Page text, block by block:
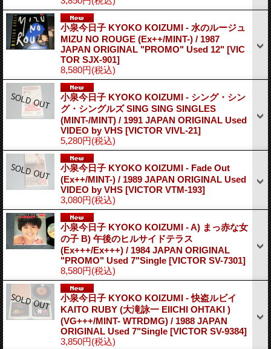
小泉今日子 KYOKO KOIZUMI - 水のルージュ
MIZU NO ROUGE (Ex++/MINT-) / 1987
JAPAN ORIGINAL "PROMO" Used 12" [VIC
TOR SJX-901]
8,580円(税込)
小泉今日子 KYOKO KOIZUMI - シング・シン
グ・シングルズ SING SING SINGLES
(MINT-/MINT) / 1991 JAPAN ORIGINAL Used
VIDEO by VHS [VICTOR VIVL-21]
5,280円(税込)
小泉今日子 KYOKO KOIZUMI - Fade Out
(Ex++/MINT-) / 1989 JAPAN ORIGINAL Used
VIDEO by VHS [VICTOR VTM-193]
3,080円(税込)
小泉今日子 KYOKO KOIZUMI - A) まっ赤な女
の子 B) 午後のヒルサイドテラス
(Ex+++/Ex+++) / 1984 JAPAN ORIGINAL
"PROMO" Used 7"Single [VICTOR SV-7301]
8,580円(税込)
小泉今日子 KYOKO KOIZUMI - 快盗ルビイ
KAITO RUBY (大滝詠一 EIICHI OHTAKI )
(VG+++/MINT- WTRDMG) / 1988 JAPAN
ORIGINAL Used 7"Single [VICTOR SV-9384]
3,850円(税込)